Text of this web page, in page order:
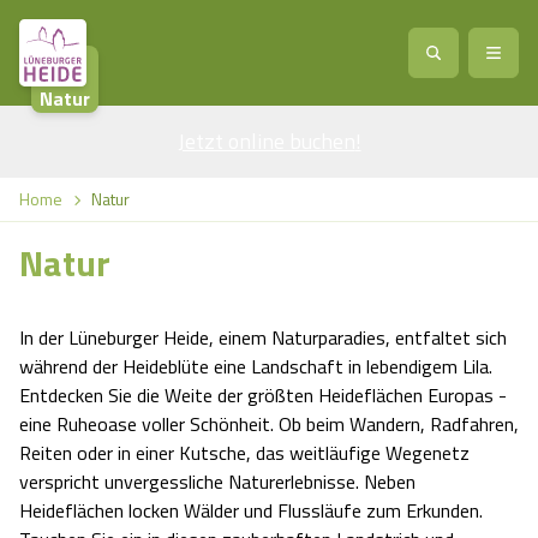
Natur
Veranstaltungen
Ausflugsziele
Karte
Natur
Heideblüte
Heideflächen
Naturpark Lüneburger Heide
Erlebnis
Heide Park Resort
Barfußpark Egestorf
Vital
Vital
Wellness
Stadt
Stadt
Barriere­freiheits-Einstell­ungen
Anreise
Ort
Personen Kinder
Suchen
Home Natur
Natur
In der Lüneburger Heide, einem Naturparadies, entfaltet sich
während der Heideblüte eine Landschaft in lebendigem Lila.
Entdecken Sie die Weite der größten Heideflächen Europas -
eine Ruheoase voller Schönheit. Ob beim Wandern, Radfahren,
Reiten oder in einer Kutsche, das weitläufige Wegenetz
verspricht unvergessliche Naturerlebnisse. Neben
Heideflächen locken Wälder und Flussläufe zum Erkunden.